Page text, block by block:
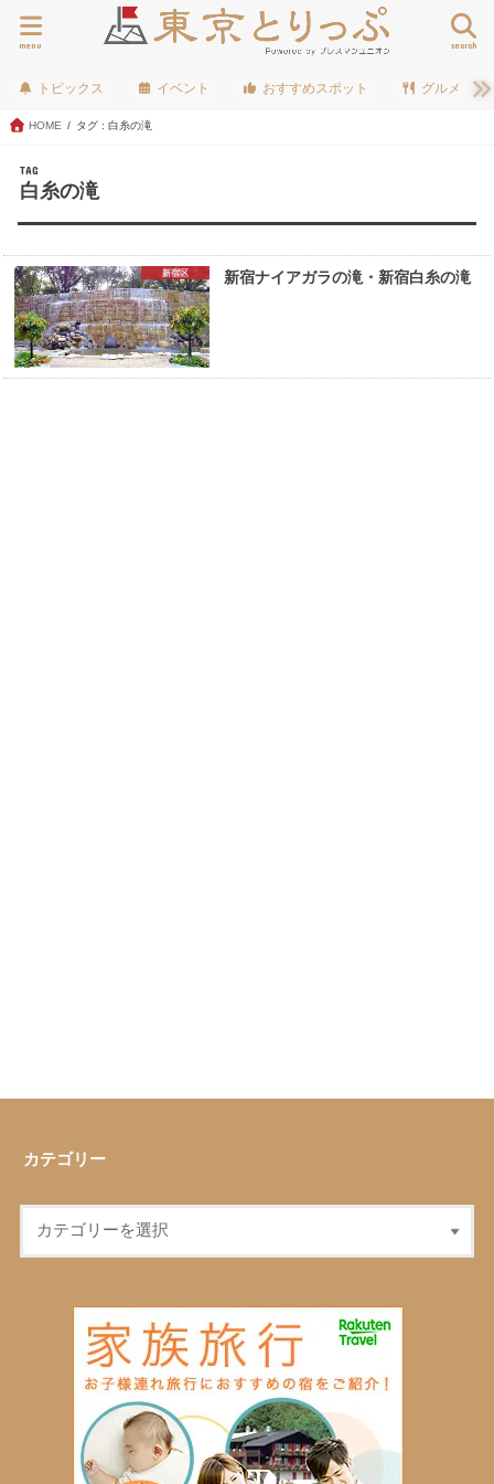
search
menu
トピックス イベント おすすめスポット グルメ
HOME タグ : 白糸の滝
TAG
白糸の滝
新宿区 新宿ナイアガラの滝・新宿白糸の滝
カテゴリー